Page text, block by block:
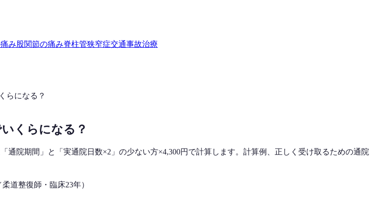
み股関節の痛み脊柱管狭窄症交通事故治療
らになる？
くらになる？
院期間」と「実通院日数×2」の少ない方×4,300円で計算します。計算例、正しく受け取るための通院
道整復師・臨床23年）